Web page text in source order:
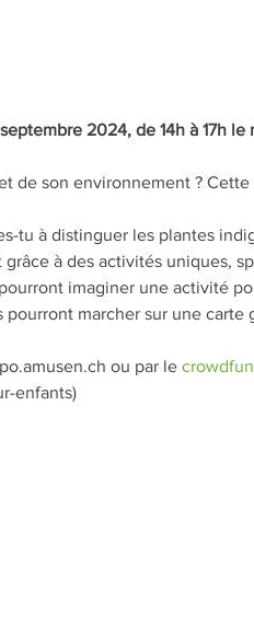
2024, de 14h à 17h
de son environnement ?
tu à distinguer les plantes
à des activités uniques,
imaginer une activité
pourront marcher sur une
ou par le
enfants)